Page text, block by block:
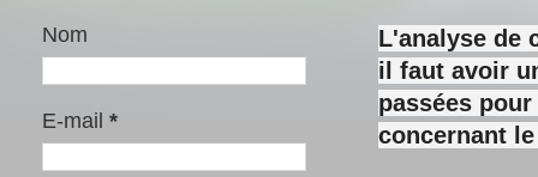
L'analyse de
il faut avoir
passées
concernant
Nom
E-mail *